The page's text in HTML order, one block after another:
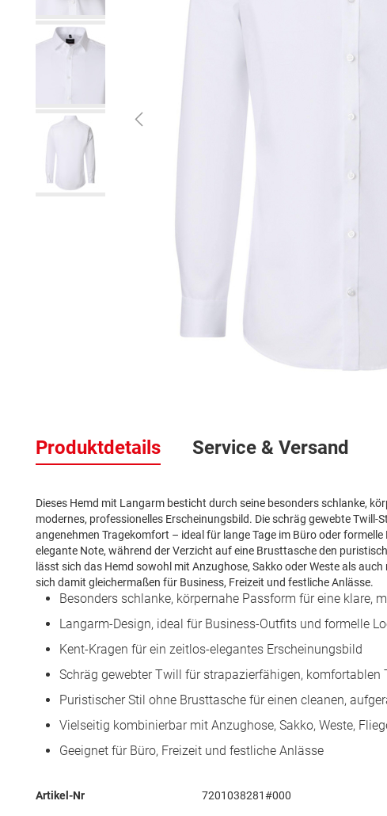
Bildergalerie
springen
Produktdetails
Dieses Hemd mit Langarm besticht durch seine besonders schlanke,
modernes, professionelles Erscheinungsbild. Die schräg gewebte
angenehmen Tragekomfort – ideal für lange Tage im Büro oder
elegante Note, während der Verzicht auf eine Brusttasche den
lässt sich das Hemd sowohl mit Anzughose, Sakko oder Weste als
sich damit gleichermaßen für Business, Freizeit und festliche Anlässe.
Besonders schlanke, körpernahe Passform für eine klare,
Langarm-Design, ideal für Business-Outfits und formelle
Kent-Kragen für ein zeitlos-elegantes Erscheinungsbild
Schräg gewebter Twill für strapazierfähigen, komfortablen
Puristischer Stil ohne Brusttasche für einen cleanen,
Vielseitig kombinierbar mit Anzughose, Sakko, Weste,
Geeignet für Büro, Freizeit und festliche Anlässe
Mehr
Artikel-Nr 7201038281#000
Service & Versand